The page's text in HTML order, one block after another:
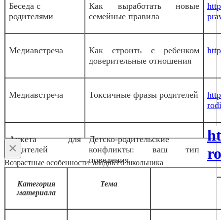
Беседа с
родителями
Как выработать новые
семейные правила
Медиавстреча
Как строить с ребенком
доверительные отношения
Медиавстреча Токсичные фразы родителей
Анкета для
родителей
Детско-родительские
конфликты: ваш тип
поведения
×
Возрастные особенности младшего школьника
Категория
материала
Тема